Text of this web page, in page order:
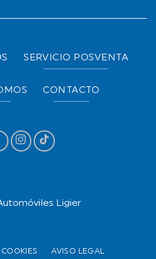
SERVICIO POSVENTA
CONTACTO
Ligier
COOKIES AVISO LEGAL